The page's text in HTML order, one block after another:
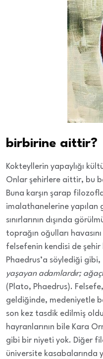
birbirine aittir?
Kokteyllerin yapaylığı
Onlar şehirlere aittir, bu
Buna karşın şarap
imalathanelerine yapılan
sınırlarının dışında
toprağın oğulları
felsefenin kendisi de
Phaedrus’a söylediği gibi,
yaşayan adamlardır;
(Plato, Phaedrus).
geldiğinde, medeniyetle
son kez tasdik edilmiş
hayranlarının bile Kara
gibi bir niyeti yok. Diğer
üniversite kasabalarında